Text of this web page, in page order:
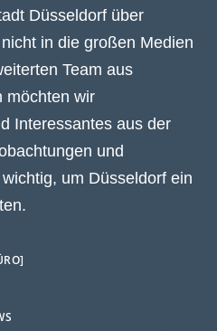
Düsseldorf über
in die großen Medien
Team aus
möchten wir
Interessantes aus der
und
um Düsseldorf ein